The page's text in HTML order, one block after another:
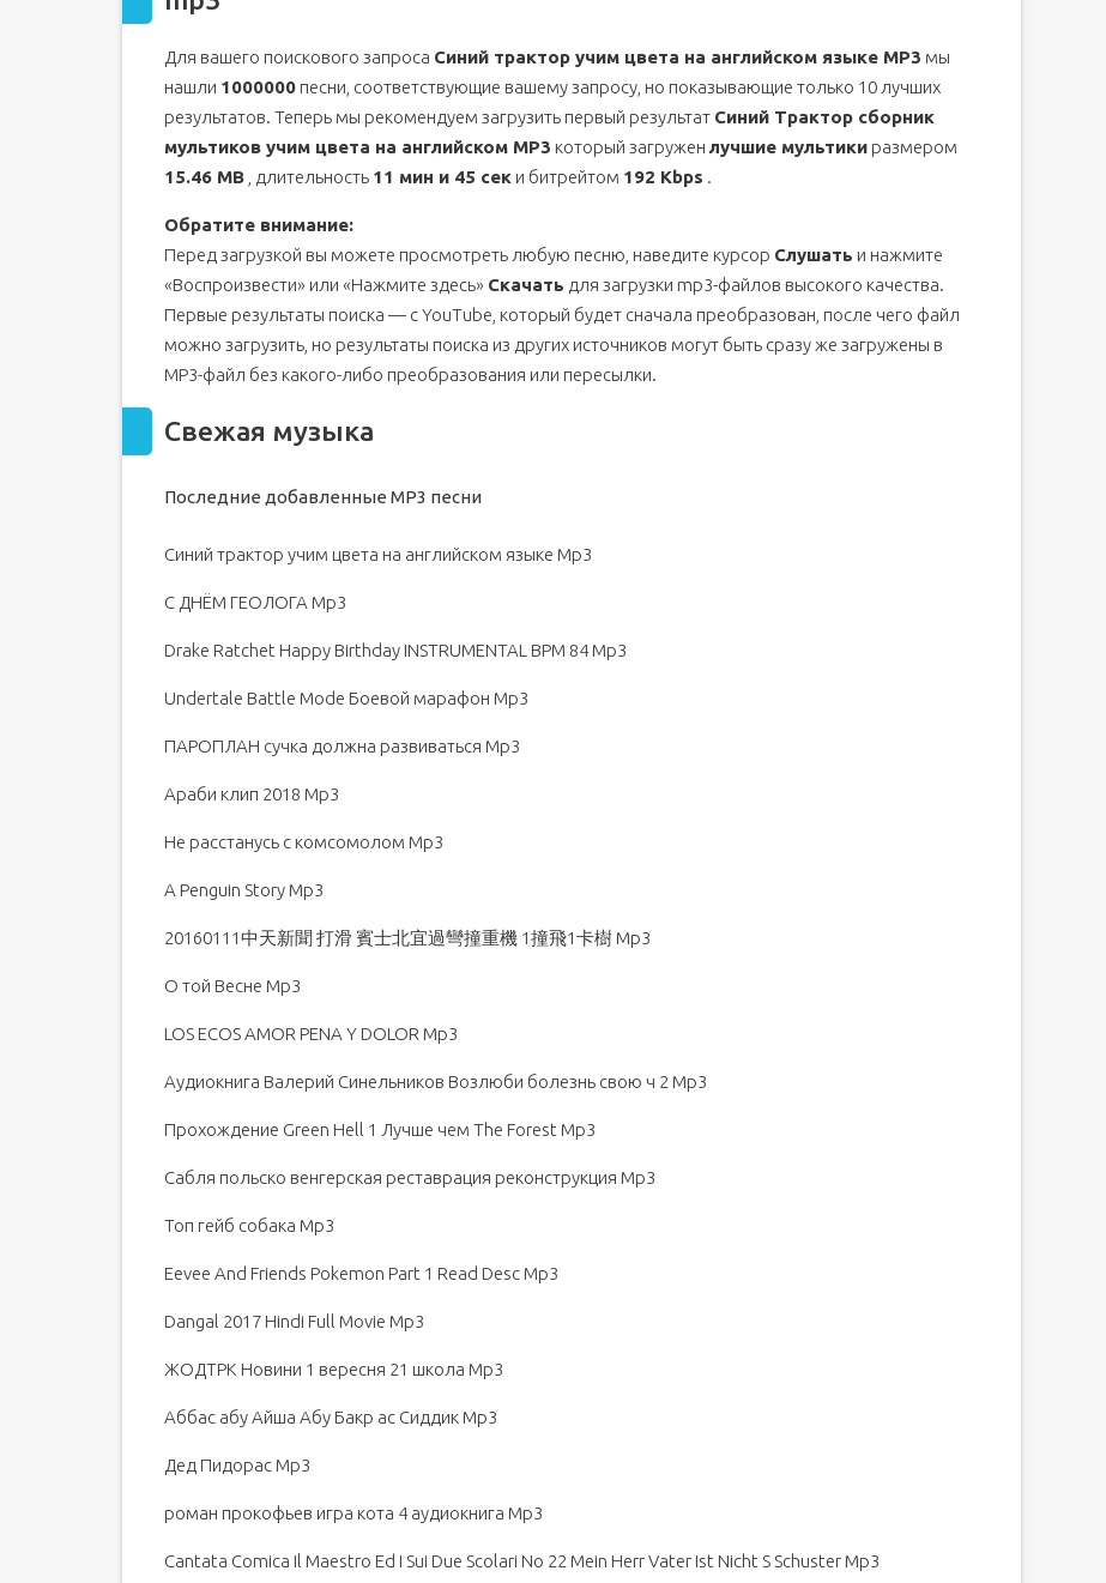
ความคิดเห็น • 1 914
Для вашего поискового запроса Синий трактор учим цвета на английском языке MP3 мы
нашли 1000000 песни, соответствующие вашему запросу, но показывающие только 10 лучших
результатов. Теперь мы рекомендуем загрузить первый результат Синий Трактор сборник
мультиков учим цвета на английском MP3 который загруженлучшие мультики размером
15.46 MB , длительность 11 мин и 45 сек и битрейтом 192 Kbps .
Обратите внимание:
Перед загрузкой вы можете просмотреть любую песню, наведите курсор Слушать и нажмите
«Воспроизвести» или «Нажмите здесь» Скачать для загрузки mp3-файлов высокого качества.
Первые результаты поиска — с YouTube, который будет сначала преобразован, после чего файл
можно загрузить, но результаты поиска из других источников могут быть сразу же загружены в
MP3-файл без какого-либо преобразования или пересылки.
Свежая музыка
Последние добавленные MP3 песни
Синий трактор учим цвета на английском языке Mp3
С ДНЁМ ГЕОЛОГА Mp3
Drake Ratchet Happy Birthday INSTRUMENTAL BPM 84 Mp3
Undertale Battle Mode Боевой марафон Mp3
ПАРОПЛАН сучка должна развиваться Mp3
Араби клип 2018 Mp3
Не расстанусь с комсомолом Mp3
A Penguin Story Mp3
20160111中天新聞 打滑 賓士北宜過彎撞重機 1撞飛1卡樹 Mp3
О той Весне Mp3
LOS ECOS AMOR PENA Y DOLOR Mp3
Аудиокнига Валерий Синельников Возлюби болезнь свою ч 2 Mp3
Прохождение Green Hell 1 Лучше чем The Forest Mp3
Сабля польско венгерская реставрация реконструкция Mp3
Топ гейб собака Mp3
Eevee And Friends Pokemon Part 1 Read Desc Mp3
Dangal 2017 Hindi Full Movie Mp3
ЖОДТРК Новини 1 вересня 21 школа Mp3
Аббас абу Айша Абу Бакр ас Сиддик Mp3
Дед Пидорас Mp3
роман прокофьев игра кота 4 аудиокнига Mp3
Cantata Comica Il Maestro Ed I Sui Due Scolari No 22 Mein Herr Vater Ist Nicht S Schuster Mp3